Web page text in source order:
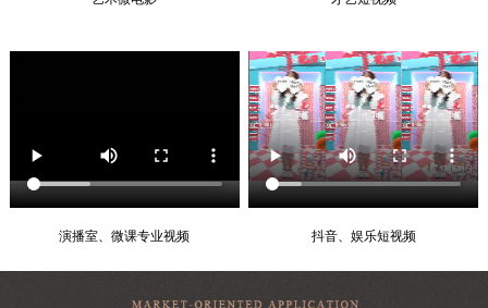
演播室、微课专业视频 抖音、娱乐短视频